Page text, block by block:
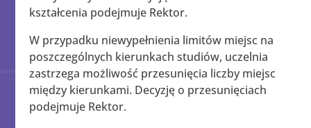
kształcenia podejmuje Rektor.
W przypadku niewypełnienia limitów miejsc na
poszczególnych kierunkach studiów, uczelnia
zastrzega możliwość przesunięcia liczby miejsc
między kierunkami. Decyzję o przesunięciach
podejmuje Rektor.